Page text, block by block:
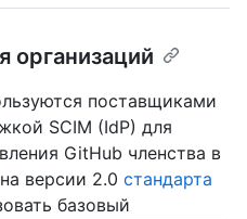
организаций
поставщиками
SCIM (IdP) для
GitHub членства в
версии 2.0 стандарта
базовый